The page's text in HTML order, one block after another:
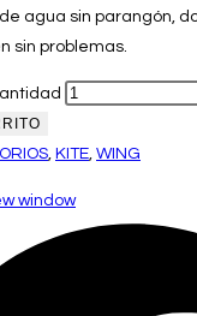
agua sin parangón,
sin problemas.
, KITE, WING
window